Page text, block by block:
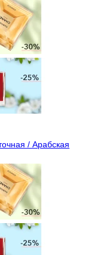
/ Арабская